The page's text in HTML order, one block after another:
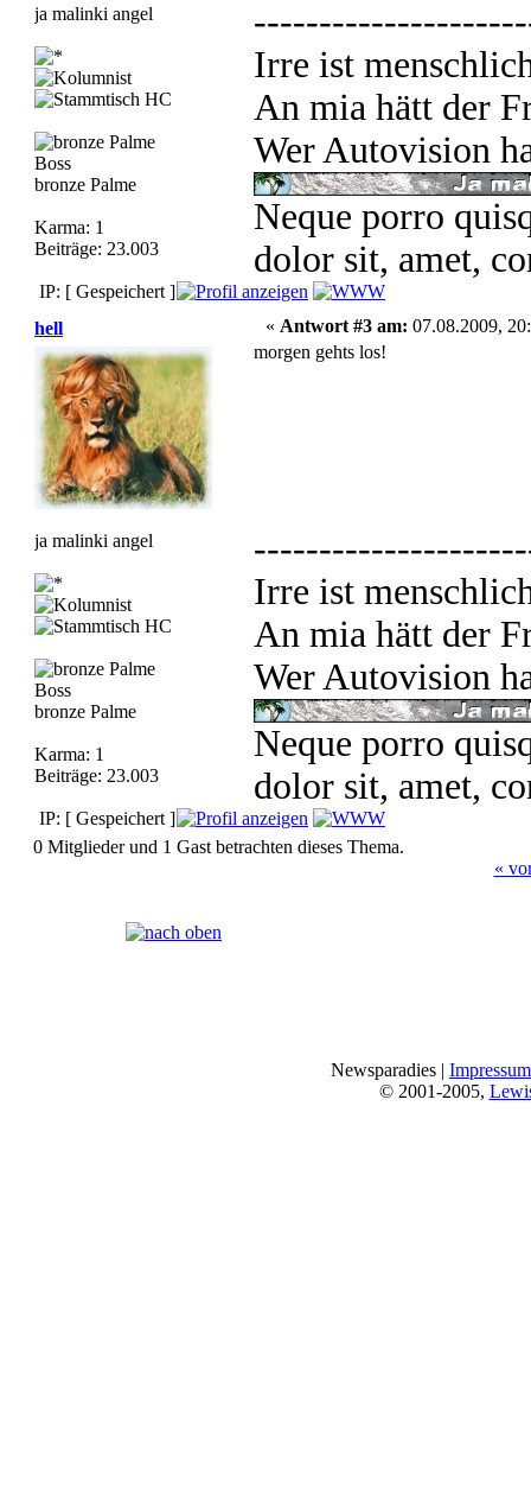
ja malinki angel
Boss
bronze Palme
Karma: 1
Beiträge: 23.003
Irre ist
An mia hätt der
Wer Autovision
Neque porro
dolor sit, amet,
IP: [ Gespeichert ]
hell
ja malinki angel
Boss
bronze Palme
Karma: 1
Beiträge: 23.003
« Antwort #3 am: 07.08.2009,
morgen gehts los!
Irre ist
An mia hätt der
Wer Autovision
Neque porro
dolor sit, amet,
IP: [ Gespeichert ]
0 Mitglieder und 1 Gast betrachten dieses Thema.
«
Newsparadies | Impressum
© 2001-2005,